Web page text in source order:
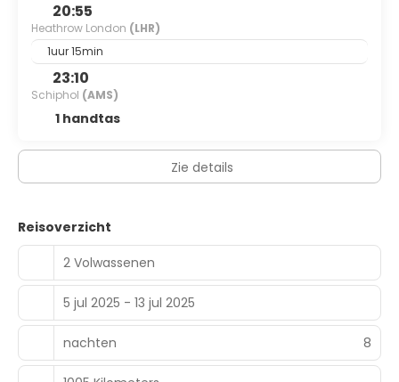
20:55
Heathrow London (LHR)
1uur 15min
23:10
Schiphol (AMS)
1 handtas
Zie details
Reisoverzicht
2 Volwassenen
5 jul 2025 - 13 jul 2025
nachten 8